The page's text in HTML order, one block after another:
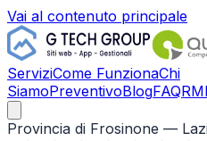
Vai al contenuto principale
ServiziCome FunzionaChi
SiamoPreventivoBlogFAQ
Provincia di Frosinone —